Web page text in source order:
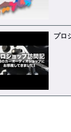
プロ